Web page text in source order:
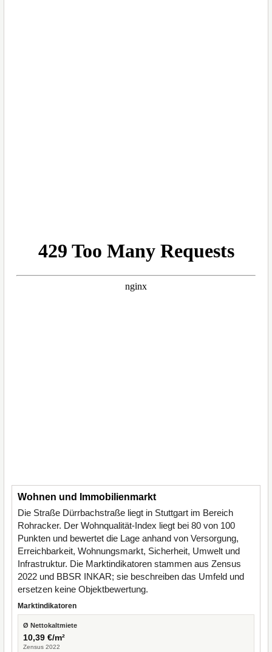
Wohnen und Immobilienmarkt
Die Straße Dürrbachstraße liegt in Stuttgart im Bereich
Rohracker. Der Wohnqualität-Index liegt bei 80 von 100
Punkten und bewertet die Lage anhand von Versorgung,
Erreichbarkeit, Wohnungsmarkt, Sicherheit, Umwelt und
Infrastruktur. Die Marktindikatoren stammen aus Zensus
2022 und BBSR INKAR; sie beschreiben das Umfeld und
ersetzen keine Objektbewertung.
Marktindikatoren
Ø Nettokaltmiete
10,39 €/m²
Zensus 2022